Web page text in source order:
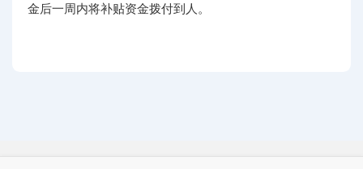
金后一周内将补贴资金拨付到人。